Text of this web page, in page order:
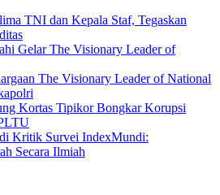
TNI dan Kepala Staf, Tegaskan
Gelar The Visionary Leader of
The Visionary Leader of National
Kortas Tipikor Bongkar Korupsi
Kritik Survei IndexMundi:
Secara Ilmiah